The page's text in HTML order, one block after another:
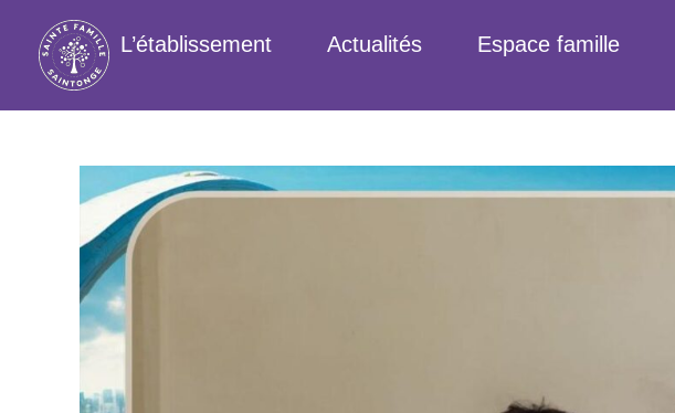
L’établissement Actualités Espace famille